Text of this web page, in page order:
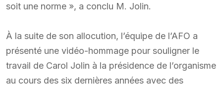
soit une norme », a conclu M. Jolin.
À la suite de son allocution, l’équipe de l’AFO a
présenté une vidéo-hommage pour souligner le
travail de Carol Jolin à la présidence de l’organisme
au cours des six dernières années avec des